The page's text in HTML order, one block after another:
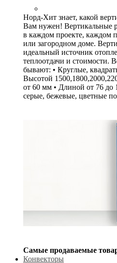
Норд-Хит знает, какой
Вам нужен! Вертикальные
в каждом проекте, каждом
или загородном доме.
идеальный источник
теплоотдачи и стоимости.
бывают: • Круглые,
Высотой
от 60 мм • Длиной от 76 до
серые, бежевые, цветные
Самые продаваемые
Конвекторы